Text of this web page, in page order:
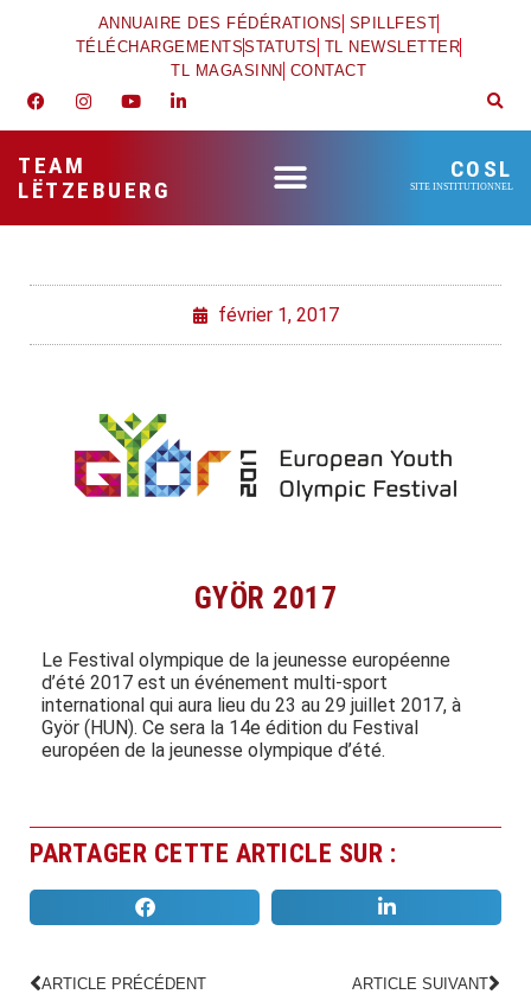
ANNUAIRE DES FÉDÉRATIONS SPILLFEST
TÉLÉCHARGEMENTSSTATUTS TL NEWSLETTER
TL MAGASINN CONTACT
TEAM
LËTZEBUERG
COSL
SITE INSTITUTIONNEL
février 1, 2017
GYÖR 2017
Le Festival olympique de la jeunesse européenne
d’été 2017 est un événement multi-sport
international qui aura lieu du 23 au 29 juillet 2017, à
Györ (HUN). Ce sera la 14e édition du Festival
européen de la jeunesse olympique d’été.
PARTAGER CETTE ARTICLE SUR :
ARTICLE PRÉCÉDENT ARTICLE SUIVANT